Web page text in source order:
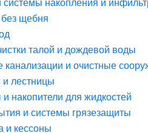
накопления и
щебня
талой и дождевой воды
и очистные
лестницы
накопители для жидкостей
и системы грязезащиты
и кессоны